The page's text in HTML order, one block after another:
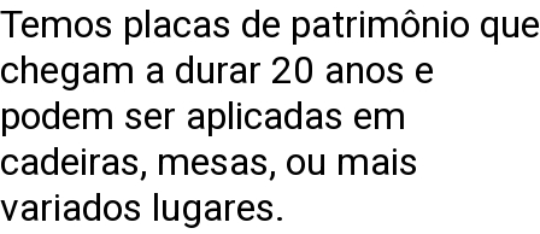
Temos placas de patrimônio que
chegam a durar 20 anos e
podem ser aplicadas em
cadeiras, mesas, ou mais
variados lugares.